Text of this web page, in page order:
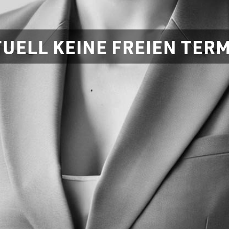
KEINE FREIEN